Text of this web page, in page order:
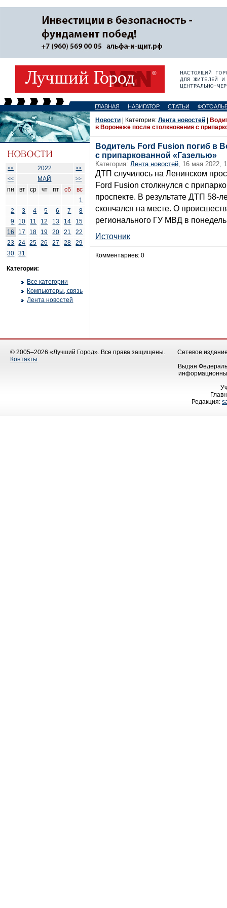
ГЛАВНАЯ НАВИГАТОР СТАТЬИ
<< 2022
>>
<<
МАЙ >>
пн вт ср чт пт сб
вс
1
2
3 4 5 6 7
8
9
10 11 12 13 14
15
16
17 18 19 20 21
22
23
24 25 26 27 28
29
30
31
Категории:
Все категории
Компьютеры, связь
Лента новостей
Новости | Категория: Лента новостей
в Воронеже после столкновения с
Водитель Ford Fusion погиб в
с припаркованной «Газелью»
Категория: Лента новостей, 16 мая 2022,
ДТП случилось на Ленинском
Ford Fusion столкнулся с
проспекте. В результате ДТП 58-
скончался на месте. О
регионального ГУ МВД в
Источник
Комментариев: 0
© 2005–2026 «Лучший Город». Все права защищены.
Контакты
Сетевое
Выдан
Редакция: